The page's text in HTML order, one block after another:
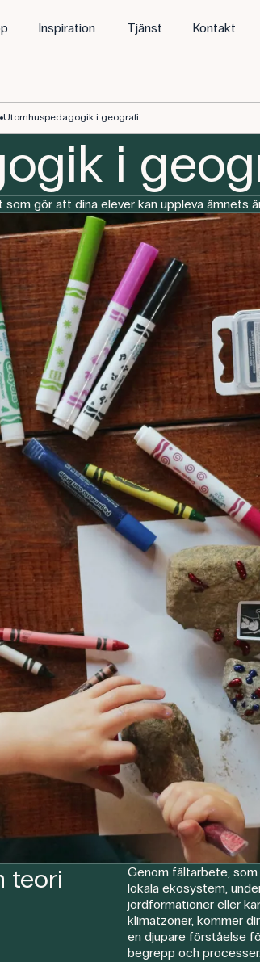
Inspiration Tjänst Kontakt
Utomhuspedagogik i geografi
i
gör att dina elever kan uppleva ämnets
teori
Genom fältarbete,
lokala ekosystem,
jordformationer eller
klimatzoner, kommer
en djupare förståelse
begrepp och